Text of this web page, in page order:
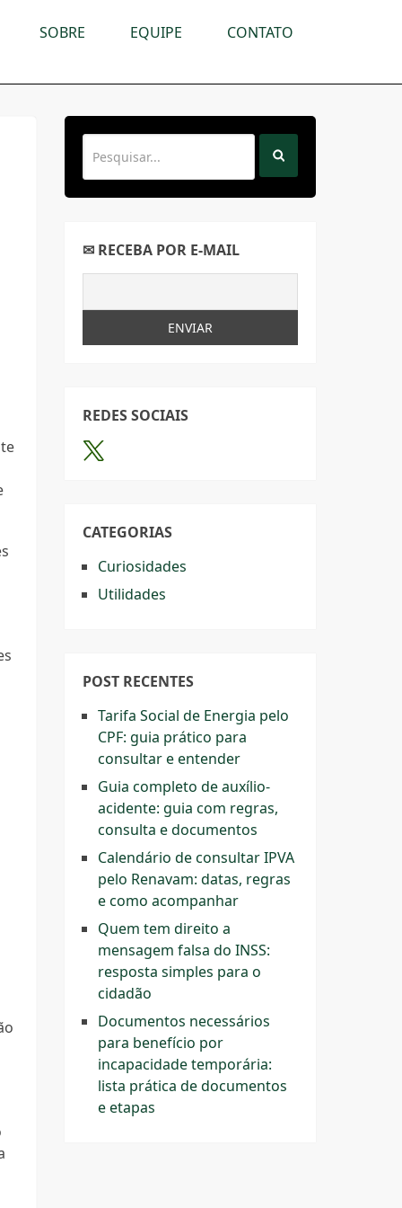
SOBRE EQUIPE CONTATO
✉ RECEBA POR E-MAIL
REDES SOCIAIS
CATEGORIAS
Curiosidades
Utilidades
POST RECENTES
Tarifa Social de Energia pelo
CPF: guia prático para
consultar e entender
Guia completo de auxílio-
acidente: guia com regras,
consulta e documentos
Calendário de consultar IPVA
pelo Renavam: datas, regras
e como acompanhar
Quem tem direito a
mensagem falsa do INSS:
resposta simples para o
cidadão
Documentos necessários
para benefício por
incapacidade temporária:
lista prática de documentos
e etapas